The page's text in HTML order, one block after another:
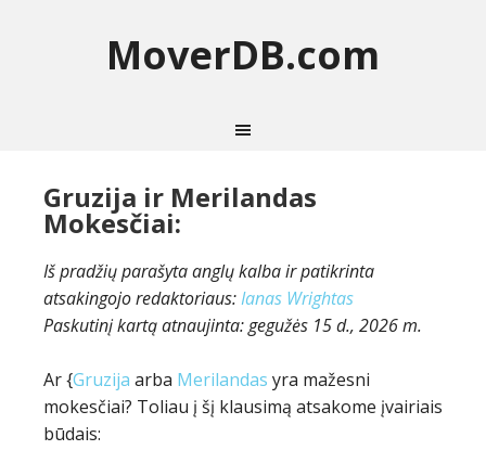
MoverDB.com
Gruzija ir Merilandas
Mokesčiai:
Iš pradžių parašyta anglų kalba ir patikrinta
atsakingojo redaktoriaus:Ianas Wrightas
Paskutinį kartą atnaujinta:gegužės 15 d., 2026 m.
Ar {Gruzija arba Merilandas yra mažesni
mokesčiai? Toliau į šį klausimą atsakome įvairiais
būdais: